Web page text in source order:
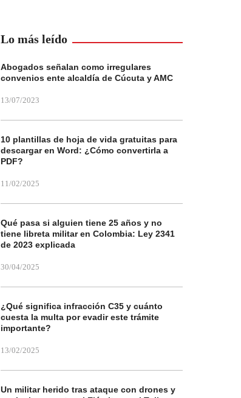
Lo más leído
Abogados señalan como irregulares
convenios ente alcaldía de Cúcuta y AMC
13/07/2023
10 plantillas de hoja de vida gratuitas para
descargar en Word: ¿Cómo convertirla a
PDF?
11/02/2025
Qué pasa si alguien tiene 25 años y no
tiene libreta militar en Colombia: Ley 2341
de 2023 explicada
30/04/2025
¿Qué significa infracción C35 y cuánto
cuesta la multa por evadir este trámite
importante?
13/02/2025
Un militar herido tras ataque con drones y